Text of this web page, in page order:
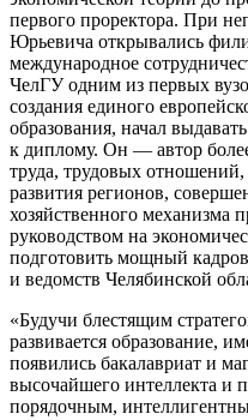
первого проректора. При
Юрьевича открывались
международное
ЧелГУ одним из первых
создания единого
образования, начал
к диплому. Он — автор
труда, трудовых
развития регионов,
хозяйственного механизма
руководством на
подготовить мощный
и ведомств Челябинской
«Будучи блестящим
развивается образование,
появились бакалавриат и
высочайшего интеллекта и
порядочным,